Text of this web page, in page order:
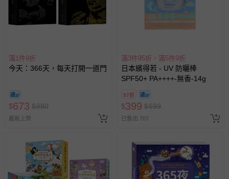
滿1件9折
今天：366天，每天打開一道門
$673 $880
最新上架
滿3件95折，滿5件9折
日本繽得若 - UV 防曬棒
SPF50+ PA++++-無香-14g
57折
$399 $699
已售出 707